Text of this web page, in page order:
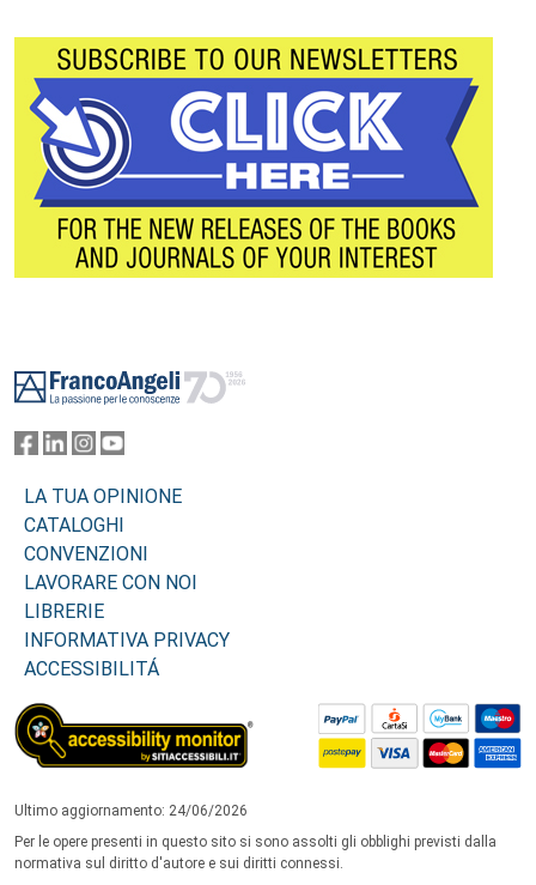
LA TUA OPINIONE
CATALOGHI
CONVENZIONI
LAVORARE CON NOI
LIBRERIE
INFORMATIVA PRIVACY
ACCESSIBILITÁ
Ultimo aggiornamento: 24/06/2026
Per le opere presenti in questo sito si sono assolti gli obblighi previsti dalla
normativa sul diritto d'autore e sui diritti connessi.